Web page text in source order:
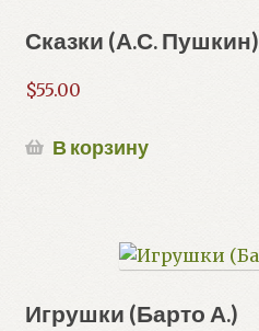
Сказки (А.С. Пушкин)
$55.00
В корзину
Игрушки (Барто А.)